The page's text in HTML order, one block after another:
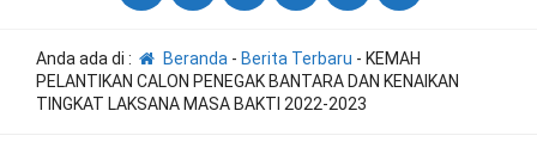
Anda ada di : Beranda - Berita Terbaru - KEMAH
PELANTIKAN CALON PENEGAK BANTARA DAN KENAIKAN
TINGKAT LAKSANA MASA BAKTI 2022-2023